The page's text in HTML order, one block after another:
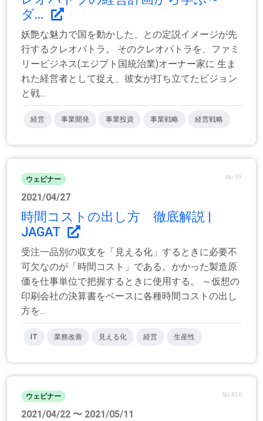
ダ...
妖艶な魅力で国を動かした、との定説イメージが先
行するクレオパトラ。 そのクレオパトラを、ファミ
リービジネス(エジプト国統治業)オーナー家に 生ま
れた経営者として捉え、彼女が打ち立てたビジョン
と戦...
経営 事業開発 事業投資 事業戦略 経営戦略
ウェビナー No.99
2021/04/27
時間コストの出し方 徹底解説 |
JAGAT
受注一品別の収支を「見える化」するときに必要不
可欠なのが「時間コスト」である。かかった製造原
価を仕事単位で把握するときに使用する。 ～仮想の
印刷会社の決算書をベースに各種時間コストの出し
方を...
IT 業務改善 見える化 経営 生産性
ウェビナー No.450
2021/04/22 〜 2021/05/11